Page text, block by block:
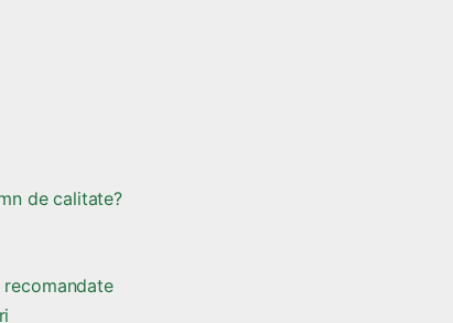
de calitate?